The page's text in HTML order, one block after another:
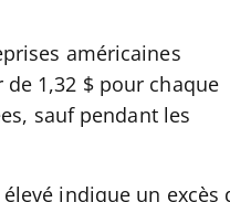
américaines
de 1,32 $ pour chaque
sauf pendant les
indique un excès